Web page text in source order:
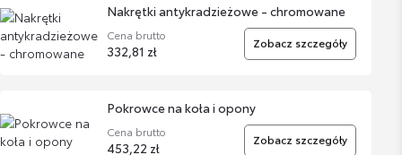
Nakrętki antykradzieżowe - chromowane
Cena brutto
332,81 zł Zobacz szczegóły
Pokrowce na koła i opony
Cena brutto
453,22 zł Zobacz szczegóły